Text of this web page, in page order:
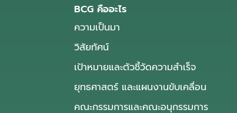
BCG คืออะไร
ความเป็นมา
วิสัยทัศน์
เป้าหมายและตัวชี้วัดความสำเร็จ
ยุทธศาสตร์ และแผนงานขับเคลื่อน
คณะกรรมการและคณะอนุกรรมการ